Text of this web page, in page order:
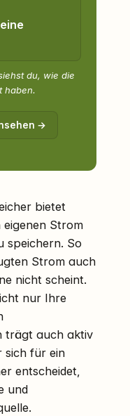
haben.
→
bietet
Strom
speichern. So
Strom auch
nicht scheint.
nur Ihre
trägt auch aktiv
sich für ein
entscheidet,
und